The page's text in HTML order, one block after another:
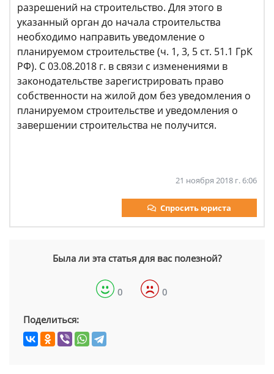
разрешений на строительство. Для этого в
указанный орган до начала строительства
необходимо направить уведомление о
планируемом строительстве (ч. 1, 3, 5 ст. 51.1 ГрК
РФ). С 03.08.2018 г. в связи с изменениями в
законодательстве зарегистрировать право
собственности на жилой дом без уведомления о
планируемом строительстве и уведомления о
завершении строительства не получится.
21 ноября 2018 г. 6:06
Спросить юриста
Была ли эта статья для вас полезной?
0 0
Поделиться: